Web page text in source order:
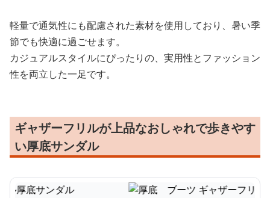
軽量で通気性にも配慮された素材を使用しており、暑い季
節でも快適に過ごせます。
カジュアルスタイルにぴったりの、実用性とファッション
性を両立した一足です。
ギャザーフリルが上品なおしゃれで歩きやす
い厚底サンダル